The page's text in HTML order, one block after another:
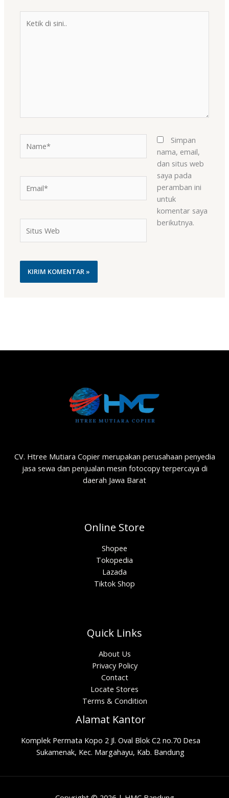
Web
Simpan
nama, email,
dan situs web
saya pada
peramban ini
untuk
komentar saya
berikutnya.
CV. Htree Mutiara Copier merupakan perusahaan penyedia
jasa sewa dan penjualan mesin fotocopy terpercaya di
daerah Jawa Barat
Online Store
Shopee
Tokopedia
Lazada
Tiktok Shop
Quick Links
About Us
Privacy Policy
Contact
Locate Stores
Terms & Condition
Alamat Kantor
Komplek Permata Kopo 2 Jl. Oval Blok C2 no.70 Desa
Sukamenak, Kec. Margahayu, Kab. Bandung